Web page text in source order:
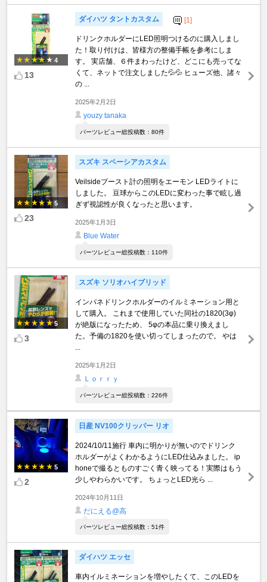
4
13
ダイハツ タントカスタム [1]
ドリンクホルダーにLED照明つけるのに購入しまし
た！取り付けは、皆様方の整備手帳を参考にしま
す。 実店舗、６件まわったけど、どこにも売ってな
くて、ネットで注文しました💦💦 ヒューズ他、諸々
の ...
2025年2月2日
youzy tanaka
パーツレビュー総投稿数：80件
5
23
スズキ スペーシアカスタム
Veilsideブースト計の照明をエーモン LEDライトに
しました。 豆球からこのLEDに変わった事で眩し過
ぎず視認性が良くなったと思います。
2025年1月3日
Blue Water
パーツレビュー総投稿数：110件
5
3
スズキ ソリオハイブリッド
インパネドリンクホルダーのイルミネーション用と
して購入。 これまで使用していた同社の1820(3φ)
が絶版になったため、 5φの本品に乗り換えまし
た。予備の1820を使い切ってしまったので。 やは
2025年1月2日
Ｌｏｒｒｙ
パーツレビュー総投稿数：226件
5
2
日産 NV100クリッパー リオ
2024/10/11施行 車内に明かりが無いのでドリンク
ホルダーがよくわかるようにLED仕込みました。 ip
honeで撮るとものすごく青く映ってる！実際はもう
少しやわらかいです。 ちょっとLED光ら ...
2024年10月11日
だにえる@高
パーツレビュー総投稿数：51件
ダイハツ エッセ
車内イルミネーションを増やしたくて、このLEDを